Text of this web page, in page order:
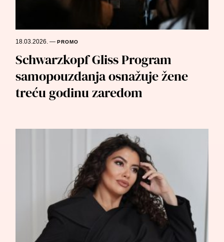
18.03.2026.—PROMO
Schwarzkopf Gliss Program
samopouzdanja osnažuje žene
treću godinu zaredom